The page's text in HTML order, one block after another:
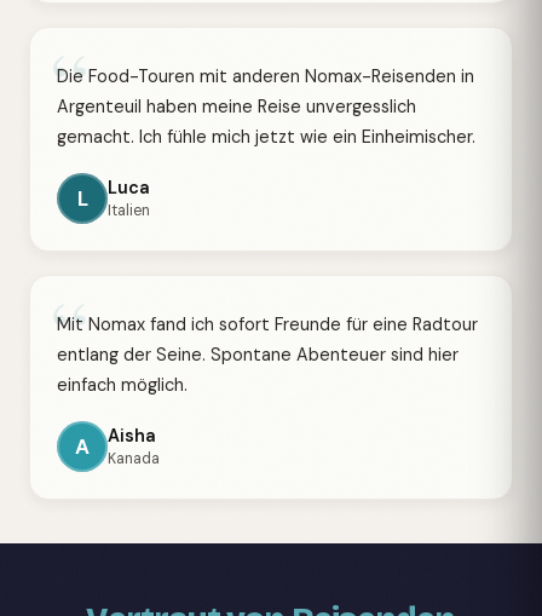
“
Die Food-Touren mit anderen Nomax-Reisenden in
Argenteuil haben meine Reise unvergesslich
gemacht. Ich fühle mich jetzt wie ein Einheimischer.
L Luca
Italien
“
Mit Nomax fand ich sofort Freunde für eine Radtour
entlang der Seine. Spontane Abenteuer sind hier
einfach möglich.
A Aisha
Kanada